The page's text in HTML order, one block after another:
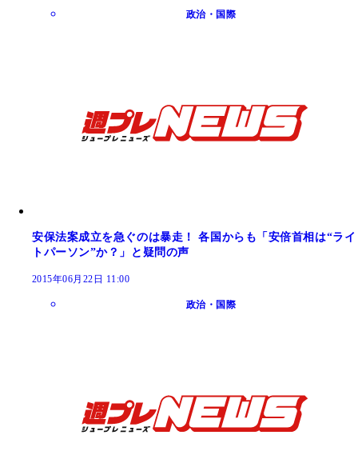
政治・国際
安保法案成立を急ぐのは暴走！ 各国からも「安倍首相は“ライ
トパーソン”か？」と疑問の声
2015年06月22日 11:00
政治・国際